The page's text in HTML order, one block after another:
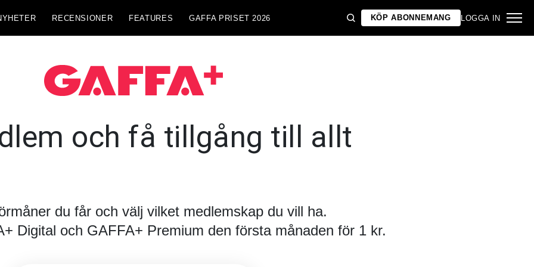
RECENSIONER FEATURES GAFFA PRISET 2026 KÖP ABONNEMANG LOGGA IN
och få tillgång till allt
du får och välj vilket medlemskap du vill ha.
Digital och GAFFA+ Premium den första månaden för 1 kr.